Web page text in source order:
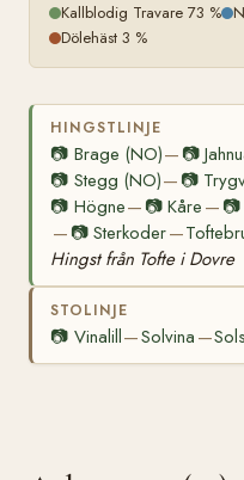
Kallblodig Travare 73 %
Dölehäst 3 %
HINGSTLINJE
📷 Brage (NO)— 📷
📷 Stegg (NO)— 📷
📷 Högne— 📷Kåre — 📷
— 📷Sterkoder—
Hingst från Tofte i Dovre
STOLINJE
📷 Vinalill—Solvina —